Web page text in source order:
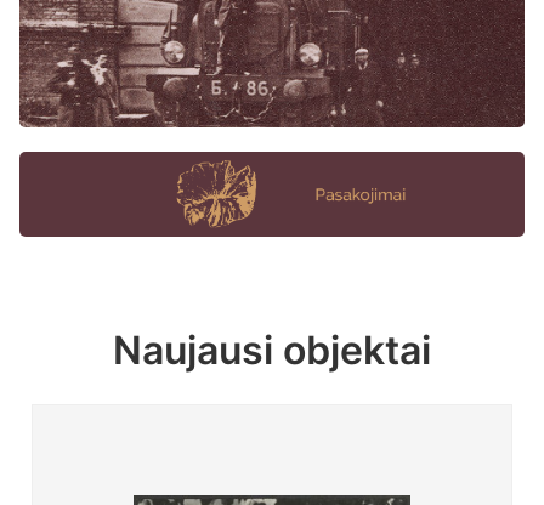
Naujausi objektai